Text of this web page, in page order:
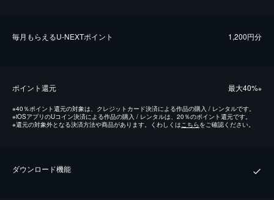
毎⽉もらえるU-NEXTポイント 1,200円分
ポイント還元 最⼤40%※
※40％ポイント還元の対象は、クレジットカード決済による作品の購入 / レンタルです。
※iOSアプリのUコイン決済による作品の購入 / レンタルは、20％のポイント還元です。
※還元の対象外となる決済方法や商品があります。くわしくはこちらをご確認ください。
ダウンロード機能